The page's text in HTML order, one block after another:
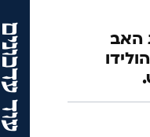
עוד עדכונים
האב